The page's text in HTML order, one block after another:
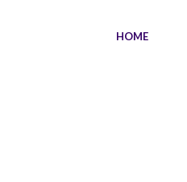
HOME